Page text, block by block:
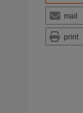
mail
print